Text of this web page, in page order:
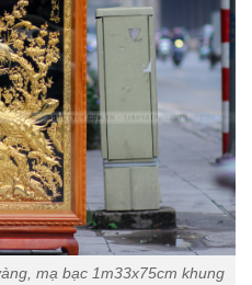
mạ bạc 1m33x75cm khung